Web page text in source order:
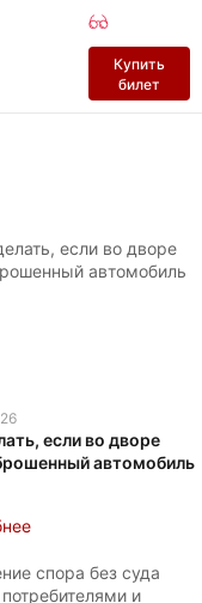
Купить
билет
если во дворе
автомобиль
ДК на
Перейти в
Залы
ДК
Перейти в
Залы
Перейти в
Участникам